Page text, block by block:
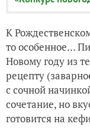
К
то особенное…
Новому году из
рецепту
с сочной
сочетание, но
готовится на